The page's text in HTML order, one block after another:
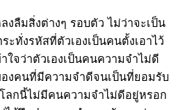
งลืมสิ่งต่างๆ รอบตัว ไม่ว่าจะเป็น
ทั่งรหัสที่ตัวเองเป็นคนตั้งเอาไว้
ใจว่าตัวเองเป็นคนความจำไม่ดี
งคนที่มีความจำดีจนเป็นที่ยอมรับ
ลกนี้ไม่มีคนความจำไม่ดีอยู่หรอก